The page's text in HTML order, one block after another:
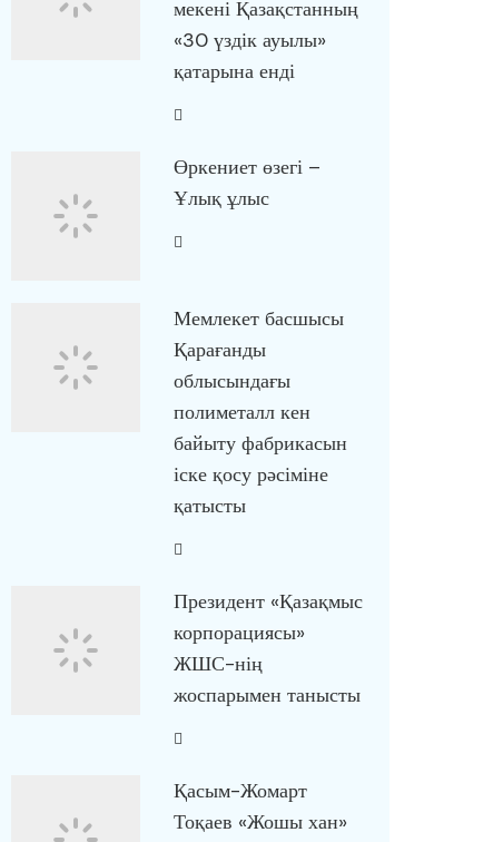
мекені Қазақстанның
«30 үздік ауылы»
қатарына енді
Өркениет өзегі –
Ұлық ұлыс
Мемлекет басшысы
Қарағанды
облысындағы
полиметалл кен
байыту фабрикасын
іске қосу рәсіміне
қатысты
Президент «Қазақмыс
корпорациясы»
ЖШС-нің
жоспарымен танысты
Қасым-Жомарт
Тоқаев «Жошы хан»